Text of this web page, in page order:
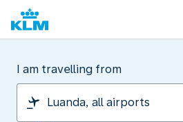
I am travelling from